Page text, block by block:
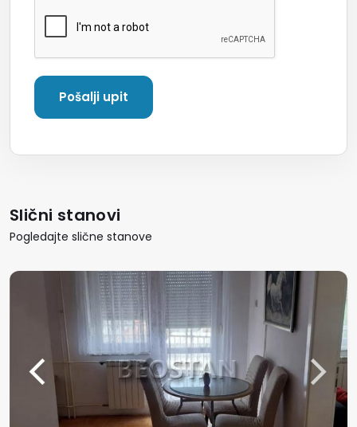
Slični stanovi
Pogledajte slične stanove